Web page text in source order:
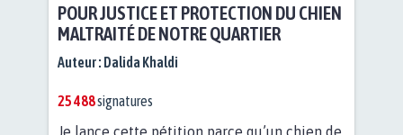
POUR JUSTICE ET PROTECTION DU CHIEN
MALTRAITÉ DE NOTRE QUARTIER
Auteur : Dalida Khaldi
25 488signatures
Je lance cette pétition parce qu’un chien de